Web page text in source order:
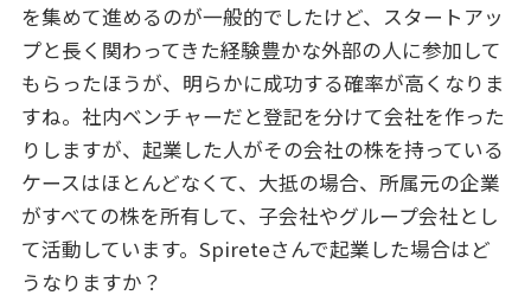
を集めて進めるのが一般的でしたけど、スタートアッ
プと長く関わってきた経験豊かな外部の人に参加して
もらったほうが、明らかに成功する確率が高くなりま
すね。社内ベンチャーだと登記を分けて会社を作った
りしますが、起業した人がその会社の株を持っている
ケースはほとんどなくて、大抵の場合、所属元の企業
がすべての株を所有して、子会社やグループ会社とし
て活動しています。Spireteさんで起業した場合はど
うなりますか？